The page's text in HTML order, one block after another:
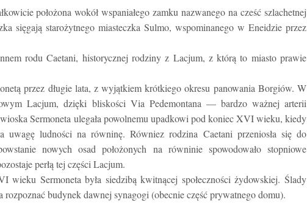
położona wokół wspaniałego zamku nazwanego na cześć szlachetnej
sięgają starożytnego miasteczka Sulmo, wspominanego w Eneidzie przez
rodu Caetani, historycznej rodziny z Lacjum, z którą to miasto prawie
przez długie lata, z wyjątkiem krótkiego okresu panowania Borgiów. W
Lacjum, dzięki bliskości Via Pedemontana — bardzo ważnej arterii
wioska Sermoneta ulegała powolnemu upadkowi pod koniec XVI wieku, kiedy
uwagę ludności na równinę. Równiez rodzina Caetani przeniosła się do
nowych osad położonych na równinie spowodowało stopniowe
perłą tej części Lacjum.
Sermoneta była siedzibą kwitnącej społeczności żydowskiej. Ślady
budynek dawnej synagogi (obecnie część prywatnego domu).